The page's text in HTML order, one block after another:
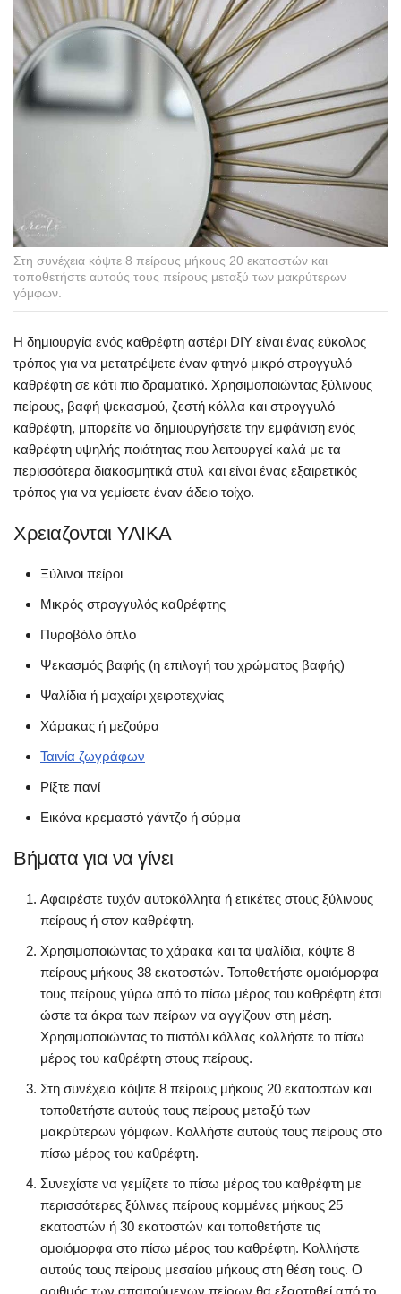
Στη συνέχεια κόψτε 8 πείρους μήκους 20 εκατοστών και
τοποθετήστε αυτούς τους πείρους μεταξύ των μακρύτερων
γόμφων.
Η δημιουργία ενός καθρέφτη αστέρι DIY είναι ένας εύκολος
τρόπος για να μετατρέψετε έναν φτηνό μικρό στρογγυλό
καθρέφτη σε κάτι πιο δραματικό. Χρησιμοποιώντας ξύλινους
πείρους, βαφή ψεκασμού, ζεστή κόλλα και στρογγυλό
καθρέφτη, μπορείτε να δημιουργήσετε την εμφάνιση ενός
καθρέφτη υψηλής ποιότητας που λειτουργεί καλά με τα
περισσότερα διακοσμητικά στυλ και είναι ένας εξαιρετικός
τρόπος για να γεμίσετε έναν άδειο τοίχο.
Χρειαζονται ΥΛΙΚΑ
Ξύλινοι πείροι
Μικρός στρογγυλός καθρέφτης
Πυροβόλο όπλο
Ψεκασμός βαφής (η επιλογή του χρώματος βαφής)
Ψαλίδια ή μαχαίρι χειροτεχνίας
Χάρακας ή μεζούρα
Ταινία ζωγράφων
Ρίξτε πανί
Εικόνα κρεμαστό γάντζο ή σύρμα
Βήματα για να γίνει
Αφαιρέστε τυχόν αυτοκόλλητα ή ετικέτες στους ξύλινους
πείρους ή στον καθρέφτη.
Χρησιμοποιώντας το χάρακα και τα ψαλίδια, κόψτε 8
πείρους μήκους 38 εκατοστών. Τοποθετήστε ομοιόμορφα
τους πείρους γύρω από το πίσω μέρος του καθρέφτη έτσι
ώστε τα άκρα των πείρων να αγγίζουν στη μέση.
Χρησιμοποιώντας το πιστόλι κόλλας κολλήστε το πίσω
μέρος του καθρέφτη στους πείρους.
Στη συνέχεια κόψτε 8 πείρους μήκους 20 εκατοστών και
τοποθετήστε αυτούς τους πείρους μεταξύ των
μακρύτερων γόμφων. Κολλήστε αυτούς τους πείρους στο
πίσω μέρος του καθρέφτη.
Συνεχίστε να γεμίζετε το πίσω μέρος του καθρέφτη με
περισσότερες ξύλινες πείρους κομμένες μήκους 25
εκατοστών ή 30 εκατοστών και τοποθετήστε τις
ομοιόμορφα στο πίσω μέρος του καθρέφτη. Κολλήστε
αυτούς τους πείρους μεσαίου μήκους στη θέση τους. Ο